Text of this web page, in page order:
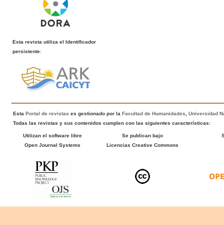
Esta revista utiliza el Identificador
persistente:
EstaPortal de revistas es gestionado por laFacultad de Humanidades ,Universidad
Todas las revistas y sus contenidos cumplen con las siguientes características:
Utilizan el software libre
Open Journal Systems
Se publican bajo
Licencias Creative Commons